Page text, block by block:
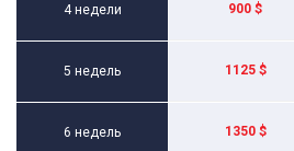
4 недели 900 $
5 недель 1125 $
6 недель 1350 $